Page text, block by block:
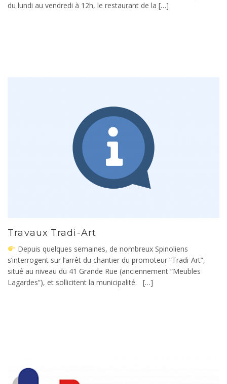
du lundi au vendredi à 12h, le restaurant de la […]
Travaux Tradi-Art
Depuis quelques semaines, de nombreux Spinoliens
s’interrogent sur l’arrêt du chantier du promoteur “Tradi-Art”,
situé au niveau du 41 Grande Rue (anciennement “Meubles
Lagardes”), et sollicitent la municipalité. […]